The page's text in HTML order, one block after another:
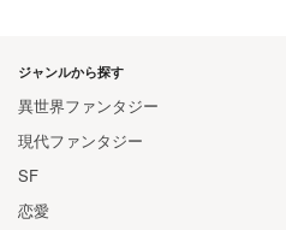
ジャンルから探す
異世界ファンタジー
現代ファンタジー
SF
恋愛